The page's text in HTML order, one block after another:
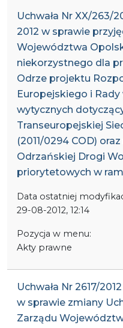
Uchwała Nr XX/263/
2012 w sprawie
Województwa
niekorzystnego dla
Odrze projektu
Europejskiego i
wytycznych
Transeuropejskiej
(2011/0294 COD)
Odrzańskiej Drogi
priorytetowych w
Data ostatniej
29-08-2012, 12:14
Pozycja w menu:
Akty prawne
Uchwała Nr 2617/
w sprawie zmiany
Zarządu